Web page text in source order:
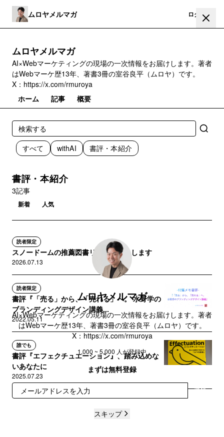
ムロヤメルマガ ログイン
ムロヤメルマガ
AI×Webマーケティングの現場の一次情報をお届けします。著者
はWebマーケ歴13年、著書3冊の室谷良平（ムロヤ）です。
X：https://x.com/rmuroya
ホーム
記事 概要
すべて withAI 書評・本紹介
書評・本紹介
3記事
新着 人気
読者限定
スノードームの推薦図書リストを放出します
2026.07.13
読者限定
書評『「売る」から、「売れる」へ。 水野学の
ブランディングデザイン講義...
2022.05.11
誰でも
書評『エフェクチュエーション』、踏み込めな
いあなたに
2025.07.23
ムロヤメルマガ
AI×Webマーケティングの現場の一次情報をお届けします。著者
はWebマーケ歴13年、著書3冊の室谷良平（ムロヤ）です。
X：https://x.com/rmuroya
1,000 ~ 5,000 人が登録中
まずは無料登録
登録
スキップ